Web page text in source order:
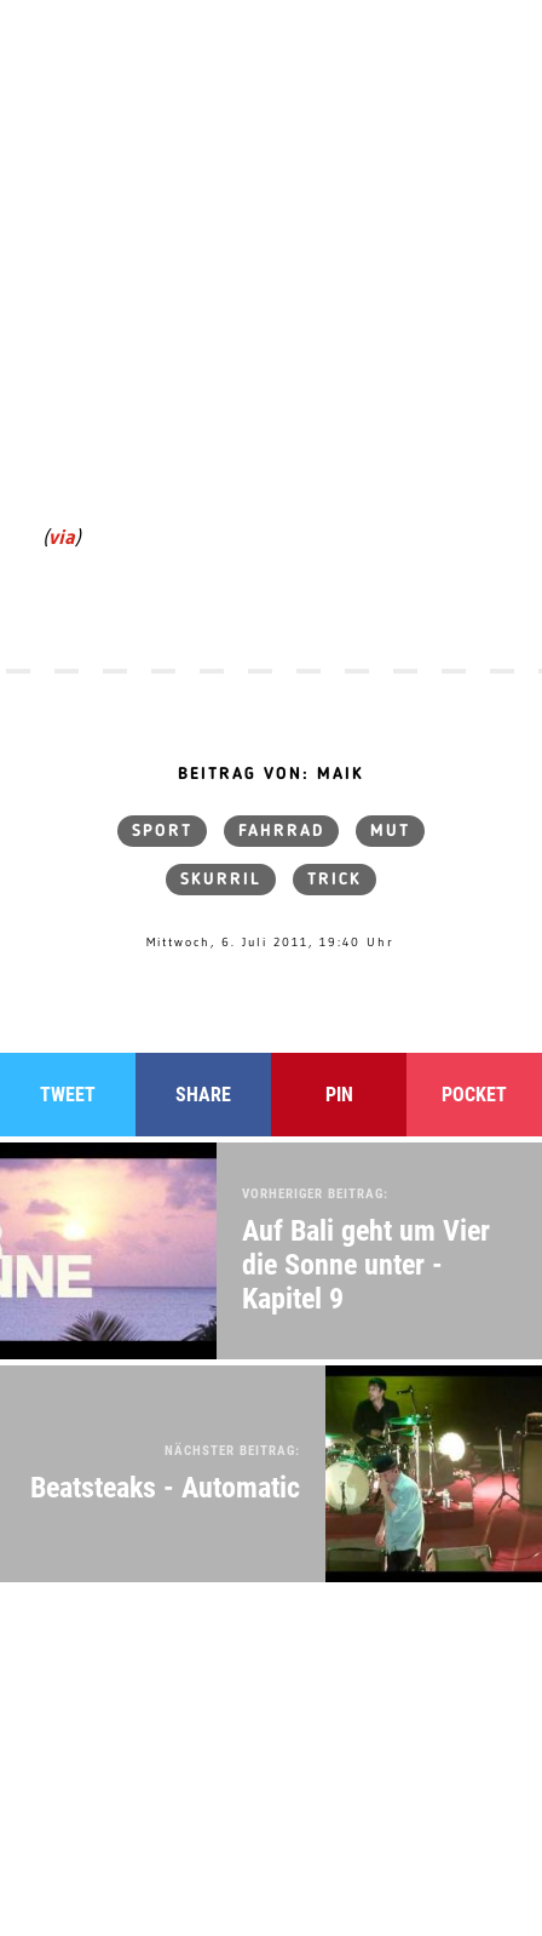
(via)
BEITRAG VON: MAIK
SPORT FAHRRAD MUT
SKURRIL TRICK
Mittwoch, 6. Juli 2011, 19:40 Uhr
TWEET SHARE PIN POCKET
VORHERIGER BEITRAG:
Auf Bali geht um Vier
die Sonne unter -
Kapitel 9
NÄCHSTER BEITRAG:
Beatsteaks - Automatic